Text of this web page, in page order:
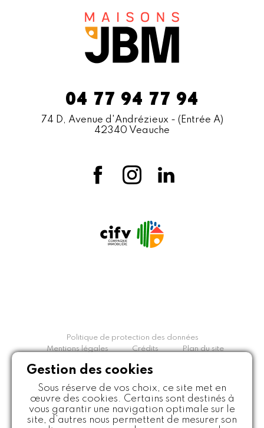
04 77 94 77 94
74 D, Avenue d'Andrézieux - (Entrée A)
42340 Veauche
Créateur et constructeur de maisons individuelles Loire et
Haute-Loire - Tous droits réservés
Politique de protection des données
Mentions légales
Crédits Plan du site
Gestion des cookies
Sous réserve de vos choix, ce site met en
œuvre des cookies. Certains sont destinés à
vous garantir une navigation optimale sur le
site, d’autres nous permettent de mesurer son